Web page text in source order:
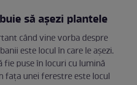
să așezi plantele
când vine vorba despre
este locul în care le așezi.
fie puse în locuri cu lumină
fața unei ferestre este locul